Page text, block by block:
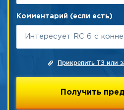
Комментарий (если есть)
Прикрепить ТЗ или